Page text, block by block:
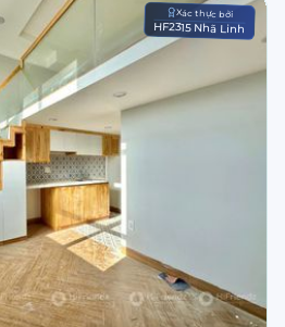
Xác thực bởi
HF2315 Nhã Linh